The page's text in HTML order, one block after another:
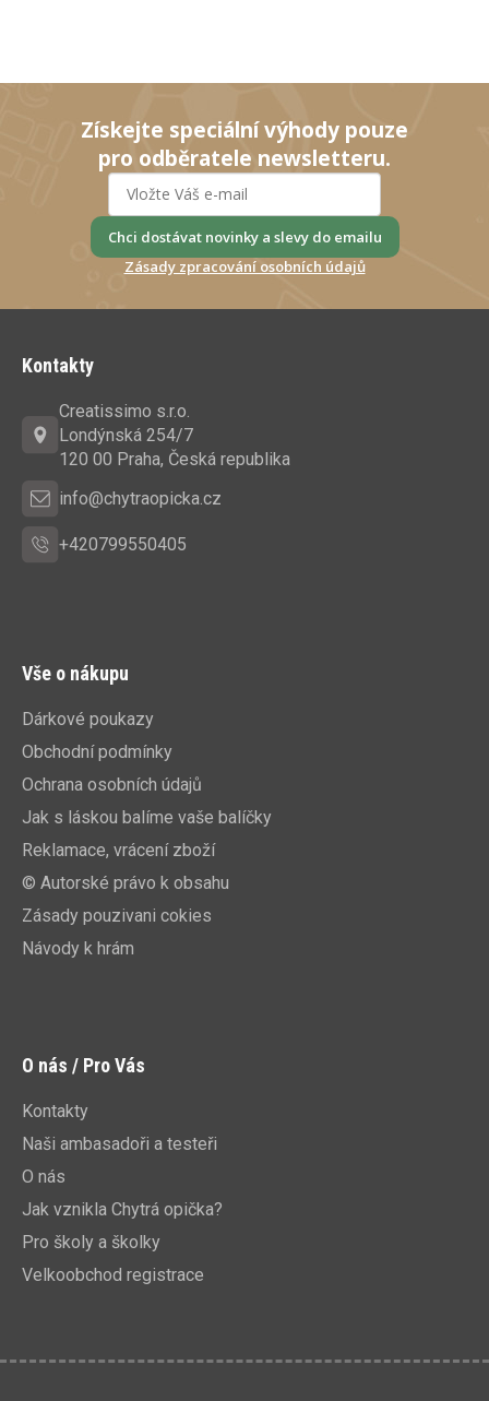
Získejte speciální výhody pouze
pro odběratele newsletteru.
Chci dostávat novinky a slevy do emailu
Zásady zpracování osobních údajů
Kontakty
Creatissimo s.r.o.
Londýnská 254/7
120 00 Praha, Česká republika
info@chytraopicka.cz
+420799550405
Vše o nákupu
Dárkové poukazy
Obchodní podmínky
Ochrana osobních údajů
Jak s láskou balíme vaše balíčky
Reklamace, vrácení zboží
© Autorské právo k obsahu
Zásady pouzivani cokies
Návody k hrám
O nás / Pro Vás
Kontakty
Naši ambasadoři a testeři
O nás
Jak vznikla Chytrá opička?
Pro školy a školky
Velkoobchod registrace